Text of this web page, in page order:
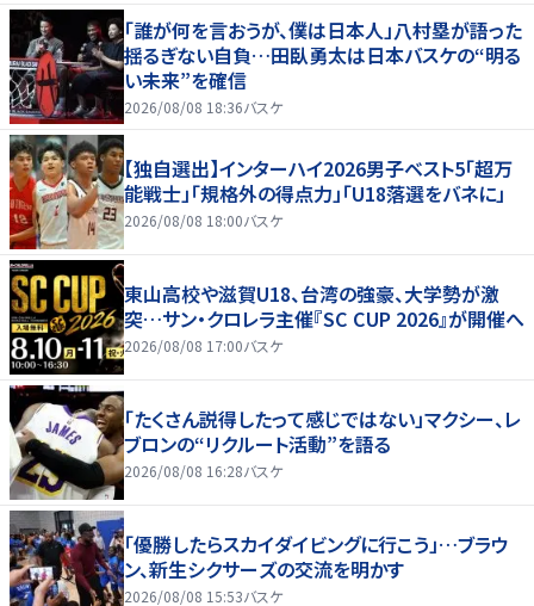
「誰が何を言おうが、僕は日本人」八村塁が語った
揺るぎない自負…田臥勇太は日本バスケの“明る
い未来”を確信
2026/08/08 18:36バスケ
【独自選出】インターハイ2026男子ベスト5「超万
能戦士」「規格外の得点力」「U18落選をバネに」
2026/08/08 18:00バスケ
東山高校や滋賀U18、台湾の強豪、大学勢が激
突…サン・クロレラ主催『SC CUP 2026』が開催へ
2026/08/08 17:00バスケ
「たくさん説得したって感じではない」マクシー、レ
ブロンの“リクルート活動”を語る
2026/08/08 16:28バスケ
「優勝したらスカイダイビングに行こう」…ブラウ
ン、新生シクサーズの交流を明かす
2026/08/08 15:53バスケ